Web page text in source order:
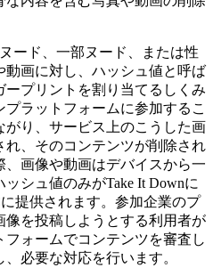
ード、一部ヌード、または性
画に対し、ハッシュ値と呼ば
プリントを割り当てるしくみ
ラットフォームに参加するこ
がり、サービス上のこうした画
、そのコンテンツが削除され
画像や動画はデバイスから一
シュ値のみがTake It Downに
提供されます。参加企業のプ
を投稿しようとする利用者が
ォームでコンテンツを審査し
必要な対応を行います。